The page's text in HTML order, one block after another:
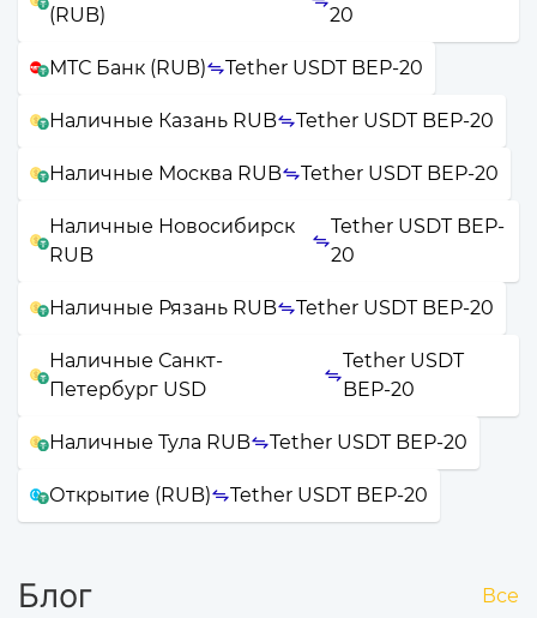
(RUB)
20
МТС Банк (RUB) Tether USDT BEP-20
Наличные Казань RUB Tether USDT BEP-20
Наличные Москва RUB Tether USDT BEP-20
Наличные Новосибирск
RUB
Tether USDT BEP-
20
Наличные Рязань RUB Tether USDT BEP-20
Наличные Санкт-
Петербург USD
Tether USDT
BEP-20
Наличные Тула RUB Tether USDT BEP-20
Открытие (RUB) Tether USDT BEP-20
Блог Все